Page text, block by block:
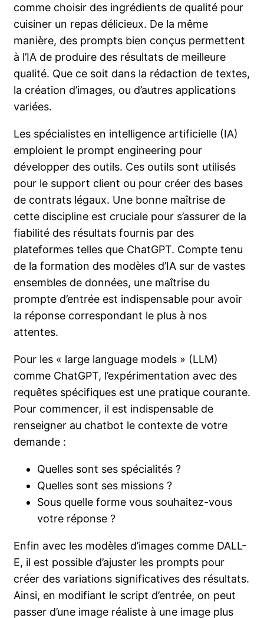
comme choisir des ingrédients de qualité pour
cuisiner un repas délicieux. De la même
manière, des prompts bien conçus permettent
à l’IA de produire des résultats de meilleure
qualité. Que ce soit dans la rédaction de textes,
la création d’images, ou d’autres applications
variées.
Les spécialistes en intelligence artificielle (IA)
emploient le prompt engineering pour
développer des outils. Ces outils sont utilisés
pour le support client ou pour créer des bases
de contrats légaux. Une bonne maîtrise de
cette discipline est cruciale pour s’assurer de la
fiabilité des résultats fournis par des
plateformes telles que ChatGPT. Compte tenu
de la formation des modèles d’IA sur de vastes
ensembles de données, une maîtrise du
prompte d’entrée est indispensable pour avoir
la réponse correspondant le plus à nos
attentes.
Pour les « large language models » (LLM)
comme ChatGPT, l’expérimentation avec des
requêtes spécifiques est une pratique courante.
Pour commencer, il est indispensable de
renseigner au chatbot le contexte de votre
demande :
Quelles sont ses spécialités ?
Quelles sont ses missions ?
Sous quelle forme vous souhaitez-vous
votre réponse ?
Enfin avec les modèles d’images comme DALL-
E, il est possible d’ajuster les prompts pour
créer des variations significatives des résultats.
Ainsi, en modifiant le script d’entrée, on peut
passer d’une image réaliste à une image plus